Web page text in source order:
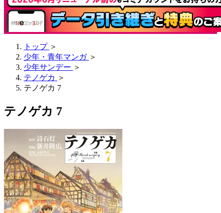
トップ ＞
少年・青年マンガ ＞
少年サンデー ＞
テノゲカ ＞
テノゲカ 7
テノゲカ 7